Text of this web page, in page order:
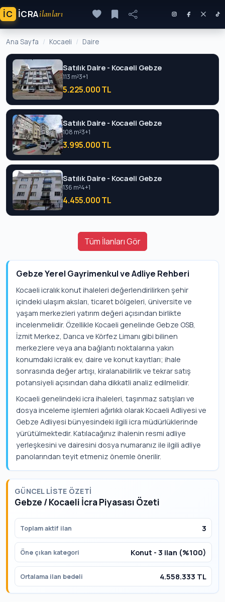
İC ICRAilanları
Ana Sayfa Kocaeli Daire
Satılık Daire - Kocaeli Gebze
113 m²3+1
5.225.000 TL
Satılık Daire - Kocaeli Gebze
108 m²3+1
3.995.000 TL
Satılık Daire - Kocaeli Gebze
136 m²4+1
4.455.000 TL
Tüm İlanları Gör
Gebze Yerel Gayrimenkul ve Adliye Rehberi
Kocaeli icralık konut ihaleleri değerlendirilirken şehir
içindeki ulaşım aksları, ticaret bölgeleri, üniversite ve
yaşam merkezleri yatırım değeri açısından birlikte
incelenmelidir. Özellikle Kocaeli genelinde Gebze OSB,
İzmit Merkez, Darıca ve Körfez Limanı gibi bilinen
merkezlere veya ana bağlantı noktalarına yakın
konumdaki icralık ev, daire ve konut kayıtları; ihale
sonrasında değer artışı, kiralanabilirlik ve tekrar satış
potansiyeli açısından daha dikkatli analiz edilmelidir.
Kocaeli genelindeki icra ihaleleri, taşınmaz satışları ve
dosya inceleme işlemleri ağırlıklı olarak Kocaeli Adliyesi ve
Gebze Adliyesi bünyesindeki ilgili icra müdürlüklerinde
yürütülmektedir. Katılacağınız ihalenin resmi adliye
yerleşkesini ve dairesini dosya numaranız ile ilgili adliye
panolarından teyit etmeniz önemle önerilir.
GÜNCEL LISTE ÖZETI
Gebze / Kocaeli İcra Piyasası Özeti
Toplam aktif ilan 3
Öne çıkan kategori Konut - 3 ilan (%100)
Ortalama ilan bedeli 4.558.333 TL